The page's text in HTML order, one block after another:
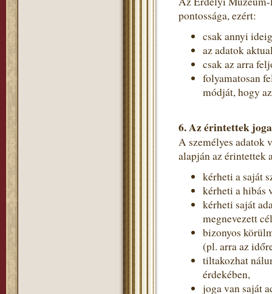
pontossága, ezért:
csak annyi
az adatok
csak az arra
folyamatosan
módját, hogy
6. Az érintettek
A személyes adatok
alapján az érintettek
kérheti a saját
kérheti a hibás
kérheti saját
megnevezett
bizonyos
(pl. arra az
tiltakozhat
érdekében,
joga van saját